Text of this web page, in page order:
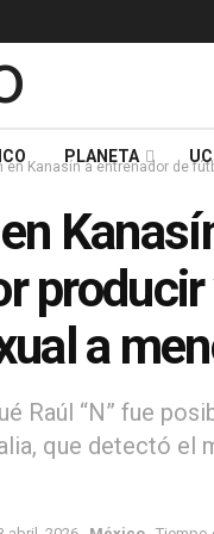
PLANETA
en Kanasín a entrenador de
a
Raúl “N” fue
que detectó el